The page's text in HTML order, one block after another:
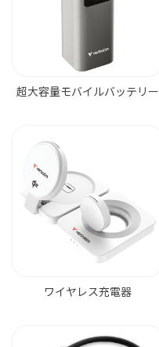
超大容量モバイルバッテリー
ワイヤレス充電器